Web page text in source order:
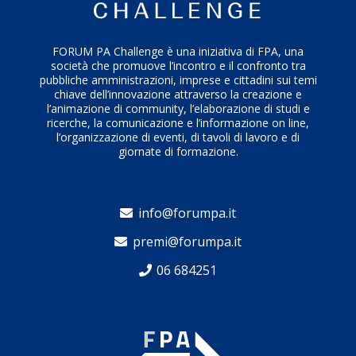
Giovani all’ingresso nel mondo del lavoro
all’occupazione
L’obiettivo a tendere è rendere AppLI un sistema
intelligente a disposizione di tutta la collettività, con
funzionalità mirate alle esigenze specifiche di ciascun
FORUM PA Challenge è una iniziativa di FPA, una
società che promuove l’incontro e il confronto tra
pubbliche amministrazioni, imprese e cittadini sui temi
chiave dell’innovazione attraverso la creazione e
l’animazione di community, l’elaborazione di studi e
ricerche, la comunicazione e l’informazione on line,
l’organizzazione di eventi, di tavoli di lavoro e di
giornate di formazione.
info@forumpa.it
premi@forumpa.it
06 684251